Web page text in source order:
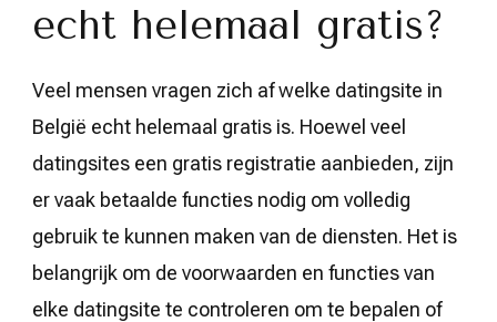
echt helemaal gratis?
Veel mensen vragen zich af welke datingsite in
België echt helemaal gratis is. Hoewel veel
datingsites een gratis registratie aanbieden, zijn
er vaak betaalde functies nodig om volledig
gebruik te kunnen maken van de diensten. Het is
belangrijk om de voorwaarden en functies van
elke datingsite te controleren om te bepalen of